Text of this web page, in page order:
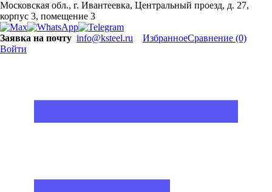
Московская обл., г. Ивантеевка, Центральный проезд, д. 27,
корпус 3, помещение 3
Заявка на почту info@ksteel.ru ИзбранноеСравнение (0)
Войти